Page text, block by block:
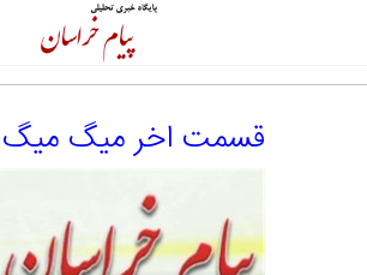
قسمت اخر میگ میگ ۶۱